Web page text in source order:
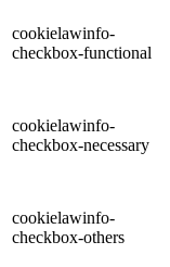
cookielawinfo-
checkbox-functional
cookielawinfo-
checkbox-necessary
cookielawinfo-
checkbox-others